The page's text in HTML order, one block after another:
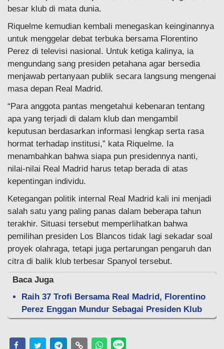
besar klub di mata dunia.
Riquelme kemudian kembali menegaskan keinginannya
untuk menggelar debat terbuka bersama Florentino
Perez di televisi nasional. Untuk ketiga kalinya, ia
mengundang sang presiden petahana agar bersedia
menjawab pertanyaan publik secara langsung mengenai
masa depan Real Madrid.
“Para anggota pantas mengetahui kebenaran tentang
apa yang terjadi di dalam klub dan mengambil
keputusan berdasarkan informasi lengkap serta rasa
hormat terhadap institusi,” kata Riquelme. Ia
menambahkan bahwa siapa pun presidennya nanti,
nilai-nilai Real Madrid harus tetap berada di atas
kepentingan individu.
Ketegangan politik internal Real Madrid kali ini menjadi
salah satu yang paling panas dalam beberapa tahun
terakhir. Situasi tersebut memperlihatkan bahwa
pemilihan presiden Los Blancos tidak lagi sekadar soal
proyek olahraga, tetapi juga pertarungan pengaruh dan
citra di balik klub terbesar Spanyol tersebut.
Baca Juga
Raih 37 Trofi Bersama Real Madrid, Florentino
Perez Enggan Mundur Sebagai Presiden Klub